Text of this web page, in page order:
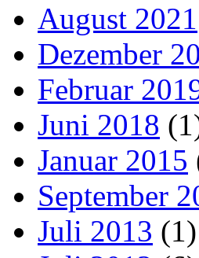
August 2021
Dezember
Februar
Juni 2018
Januar 2015
September
Juli 2013 (1)